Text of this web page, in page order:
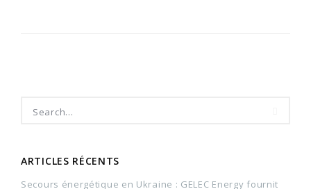
ARTICLES RÉCENTS
Secours énergétique en Ukraine : GELEC Energy fournit